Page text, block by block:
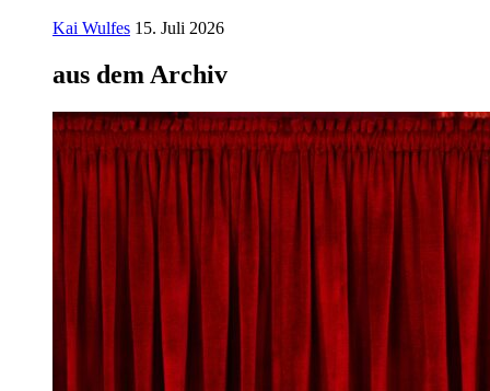
Kai Wulfes 15. Juli 2026
aus dem Archiv